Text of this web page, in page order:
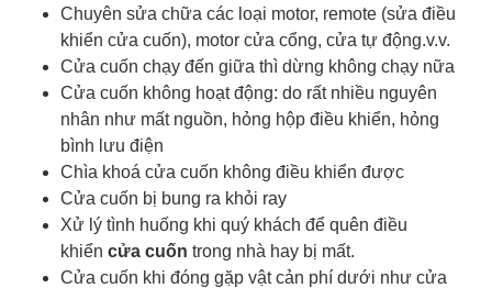
Chuyên sửa chữa các loại motor, remote (sửa điều
khiển cửa cuốn), motor cửa cổng, cửa tự động.v.v.
Cửa cuốn chạy đến giữa thì dừng không chạy nữa
Cửa cuốn không hoạt động: do rất nhiều nguyên
nhân như mất nguồn, hỏng hộp điều khiển, hỏng
bình lưu điện
Chìa khoá cửa cuốn không điều khiển được
Cửa cuốn bị bung ra khỏi ray
Xử lý tình huống khi quý khách để quên điều
khiển cửa cuốn trong nhà hay bị mất.
Cửa cuốn khi đóng gặp vật cản phí dưới như cửa